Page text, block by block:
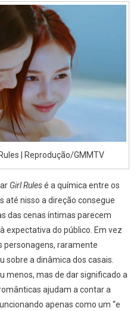
| Reprodução/GMMTV
Girl Rulesé a química entre os
até nisso a direção consegue
das cenas íntimas parecem
expectativa do público. Em vez
personagens, raramente
sobre a dinâmica dos casais.
menos, mas de dar significado a
ajudam a contar a
apenas como um “e